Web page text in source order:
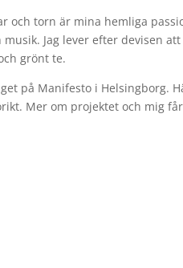
och torn är mina hemliga
Jag lever efter devisen
grönt te.
på Manifesto i Helsingborg.
Mer om projektet och mig